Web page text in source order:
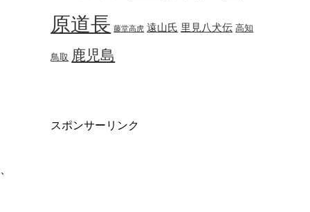
原道長 藤堂高虎 遠山氏 里見八犬伝 高知
鳥取 鹿児島
スポンサーリンク